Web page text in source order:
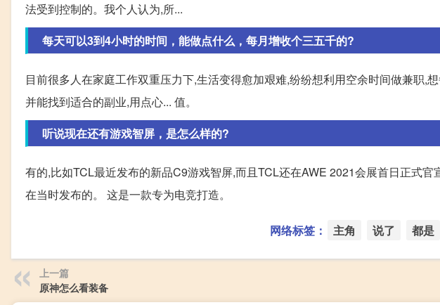
法受到控制的。我个人认为,所...
每天可以3到4小时的时间，能做点什么，每月增收个三五千的?
目前很多人在家庭工作双重压力下,生活变得愈加艰难,纷纷想利用空余时间做兼职,
并能找到适合的副业,用点心... 值。
听说现在还有游戏智屏，是怎么样的?
有的,比如TCL最近发布的新品C9游戏智屏,而且TCL还在AWE 2021会展首日正式
在当时发布的。 这是一款专为电竞打造。
网络标签： 主角 说了 都是
上一篇
原神怎么看装备